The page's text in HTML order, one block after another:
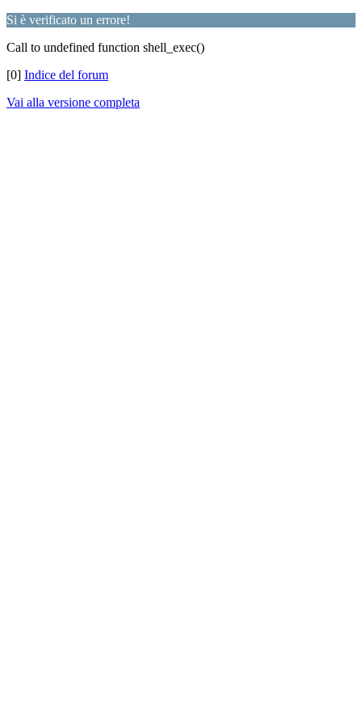
Si è verificato un errore!
Call to undefined function shell_exec()
[0] Indice del forum
Vai alla versione completa